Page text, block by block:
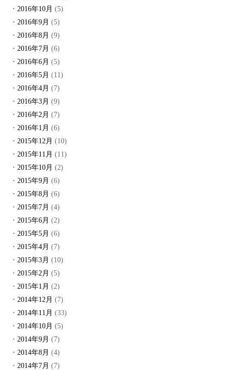
2016年10月 (5)
2016年9月 (5)
2016年8月 (9)
2016年7月 (6)
2016年6月 (5)
2016年5月 (11)
2016年4月 (7)
2016年3月 (9)
2016年2月 (7)
2016年1月 (6)
2015年12月 (10)
2015年11月 (11)
2015年10月 (2)
2015年9月 (6)
2015年8月 (6)
2015年7月 (4)
2015年6月 (2)
2015年5月 (6)
2015年4月 (7)
2015年3月 (10)
2015年2月 (5)
2015年1月 (2)
2014年12月 (7)
2014年11月 (33)
2014年10月 (5)
2014年9月 (7)
2014年8月 (4)
2014年7月 (7)